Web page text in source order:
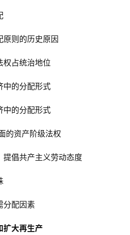
原则的历史原因
权占统治地位
中的分配形式
中的分配形式
的资产阶级法权
提倡共产主义劳动态度
分配因素
扩大再生产